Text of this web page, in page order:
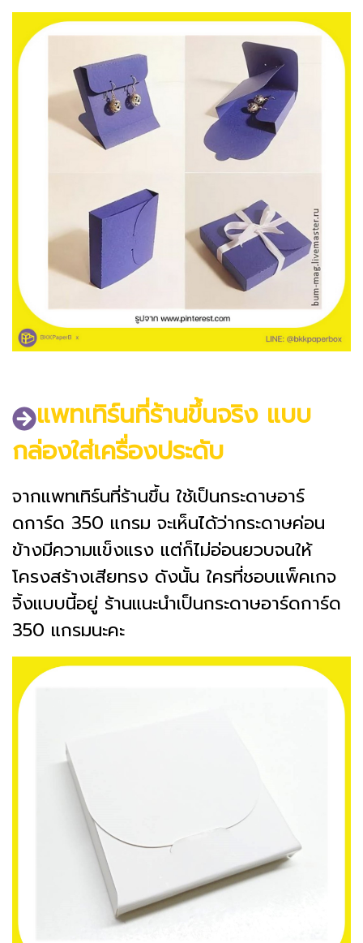
แพทเทิร์นที่ร้านขึ้นจริง แบบ
กล่องใส่เครื่องประดับ
จากแพทเทิร์นที่ร้านขึ้น ใช้เป็นกระดาษอาร์
ดการ์ด 350 แกรม จะเห็นได้ว่ากระดาษค่อน
ข้างมีความแข็งแรง แต่ก็ไม่อ่อนยวบจนให้
โครงสร้างเสียทรง ดังนั้น ใครที่ชอบแพ็คเกจ
จิ้งแบบนี้อยู่ ร้านแนะนำเป็นกระดาษอาร์ดการ์ด
350 แกรมนะคะ